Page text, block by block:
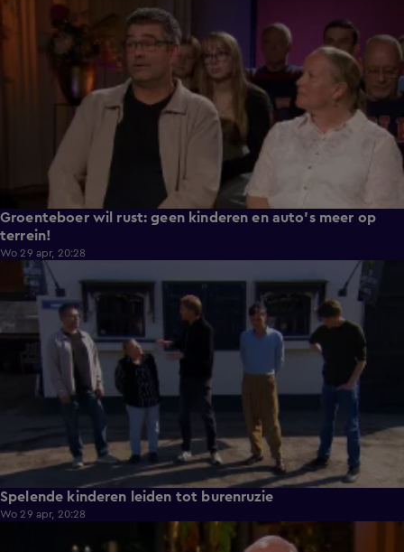
Groenteboer wil rust: geen kinderen en auto's meer op
terrein!
Wo 29 apr, 20:28
2:59
Spelende kinderen leiden tot burenruzie
Wo 29 apr, 20:28